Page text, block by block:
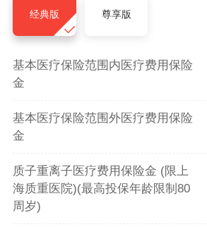
经典版 尊享版
基本医疗保险范围内医疗费用保险
金
基本医疗保险范围外医疗费用保险
金
质子重离子医疗费用保险金 (限上
海质重医院)(最高投保年龄限制80
周岁)